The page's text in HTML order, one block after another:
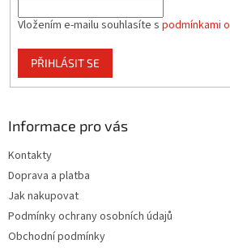
Vložením e-mailu souhlasíte s podmínkami
PŘIHLÁSIT SE
Informace pro vás
Kontakty
Doprava a platba
Jak nakupovat
Podmínky ochrany osobních údajů
Obchodní podmínky